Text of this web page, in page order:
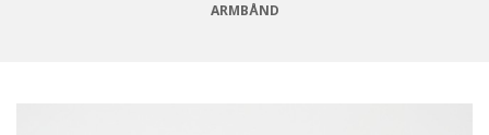
ARMBÅND